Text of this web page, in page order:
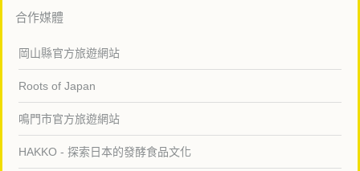
合作媒體
岡山縣官方旅遊網站
Roots of Japan
鳴門市官方旅遊網站
HAKKO - 探索日本的發酵食品文化